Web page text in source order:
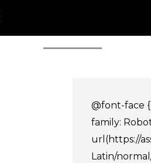
@font-face
family:
url(https://
Latin/